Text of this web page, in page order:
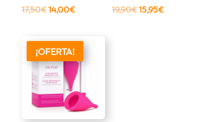
17,50€El
era:
17,50€.
14,00€El
es:
14,00€.
19,90€El
15,95€El
¡OFERTA!